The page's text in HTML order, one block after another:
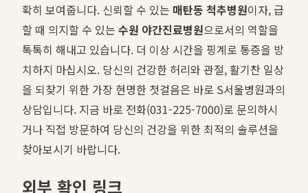
확히 보여줍니다. 신뢰할 수 있는 매탄동 척추병원이자, 급
할 때 의지할 수 있는 수원 야간진료병원으로서의 역할을
톡톡히 해내고 있습니다. 더 이상 시간을 핑계로 통증을 방
치하지 마십시오. 당신의 건강한 허리와 관절, 활기찬 일상
을 되찾기 위한 가장 현명한 첫걸음은 바로 S서울병원과의
상담입니다. 지금 바로 전화(031-225-7000)로 문의하시
거나 직접 방문하여 당신의 건강을 위한 최적의 솔루션을
찾아보시기 바랍니다.
외부 확인 링크